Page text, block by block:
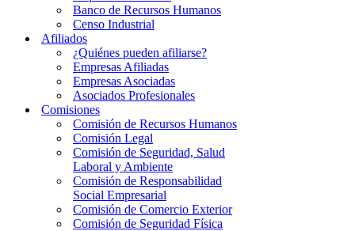
Banco de Recursos Humanos
Censo Industrial
Afiliados
¿Quiénes pueden afiliarse?
Empresas Afiliadas
Empresas Asociadas
Asociados Profesionales
Comisiones
Comisión de Recursos Humanos
Comisión Legal
Comisión de Seguridad, Salud
Laboral y Ambiente
Comisión de Responsabilidad
Social Empresarial
Comisión de Comercio Exterior
Comisión de Seguridad Física